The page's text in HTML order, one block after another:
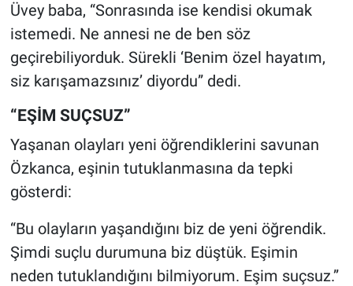
Üvey baba, “Sonrasında ise kendisi okumak
istemedi. Ne annesi ne de ben söz
geçirebiliyorduk. Sürekli ‘Benim özel hayatım,
siz karışamazsınız’ diyordu” dedi.
“EŞİM SUÇSUZ”
Yaşanan olayları yeni öğrendiklerini savunan
Özkanca, eşinin tutuklanmasına da tepki
gösterdi:
“Bu olayların yaşandığını biz de yeni öğrendik.
Şimdi suçlu durumuna biz düştük. Eşimin
neden tutuklandığını bilmiyorum. Eşim suçsuz.”